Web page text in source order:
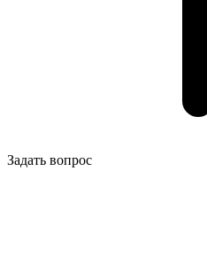
Задать вопрос